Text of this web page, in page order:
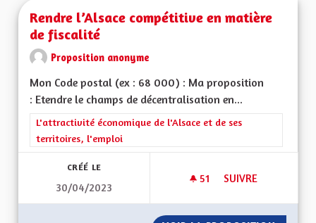
Rendre l’Alsace compétitive en matière
de fiscalité
Proposition anonyme
Mon Code postal (ex : 68 000) : Ma proposition
: Etendre le champs de décentralisation en...
Filtrer les résultats de la catégorie : L'attractivité
L'attractivité économique de l'Alsace et de ses
territoires, l'emploi
CRÉÉ LE
30/04/2023
51 51 ABONNÉS
SUIVRE